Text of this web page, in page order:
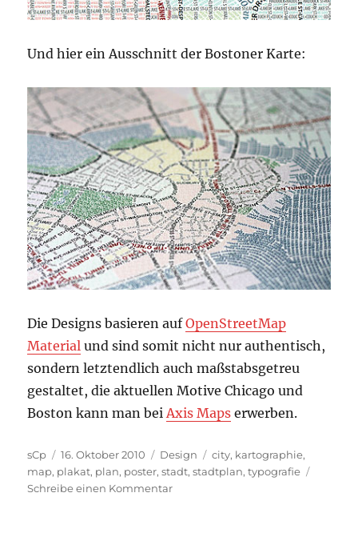
Und hier ein Ausschnitt der Bostoner Karte:
Die Designs basieren aufOpenStreetMap
Material und sind somit nicht nur authentisch,
sondern letztendlich auch maßstabsgetreu
gestaltet, die aktuellen Motive Chicago und
Boston kann man beiAxis Maps erwerben.
Autor
sCp
Veröffentlicht
am
16. Oktober 2010 Kategorien
Design Schlagwörter
city, kartographie,
map, plakat, plan, poster,stadt,stadtplan,typografie
Schreibe einen Kommentarzu